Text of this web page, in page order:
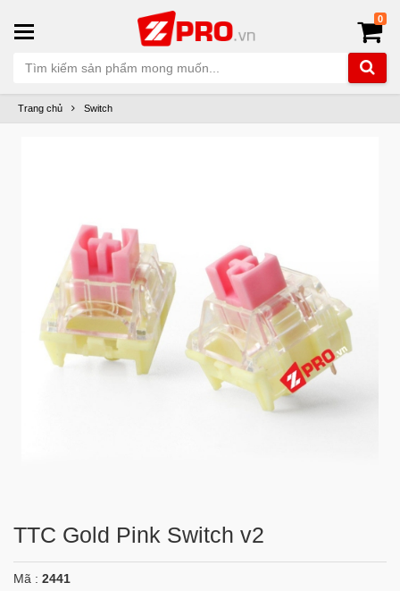
0
Trang chủ Switch
TTC Gold Pink Switch v2
Mã : 2441